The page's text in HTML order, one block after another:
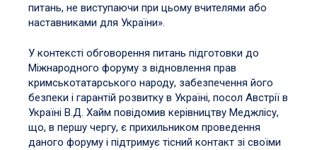
питань, не виступаючи при цьому вчителями або
наставниками для України».
У контексті обговорення питань підготовки до
Міжнародного форуму з відновлення прав
кримськотатарського народу, забезпечення його
безпеки і гарантій розвитку в Україні, посол Австрії в
Україні В.Д. Хайм повідомив керівництву Меджлісу,
що, в першу чергу, є прихильником проведення
даного форуму і підтримує тісний контакт зі своїми